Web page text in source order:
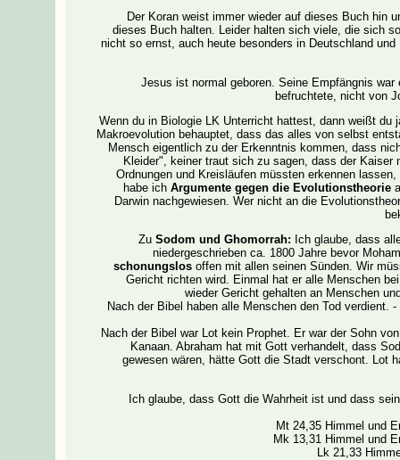
Der Koran weist immer wieder auf dieses Buch hin
dieses Buch halten. Leider halten sich viele, die sich
nicht so ernst, auch heute besonders in Deutschland
Jesus ist normal geboren. Seine Empfängnis
befruchtete, nicht von
Wenn du in Biologie LK Unterricht hattest, dann weißt
Makroevolution behauptet, dass das alles von selbst
Mensch eigentlich zu der Erkenntnis kommen, dass
Kleider", keiner traut sich zu sagen, dass der
Ordnungen und Kreisläufen müssten erkennen
habe ich Argumente gegen die Evolutionstheorie
Darwin nachgewiesen. Wer nicht an die
Zu Sodom und Ghomorrah: Ich glaube, dass
niedergeschrieben ca. 1800 Jahre bevor
schonungslos offen mit allen seinen Sünden. Wir
Gericht richten wird. Einmal hat er alle Menschen
wieder Gericht gehalten an Menschen
Nach der Bibel haben alle Menschen den Tod
Nach der Bibel war Lot kein Prophet. Er war der Sohn
Kanaan. Abraham hat mit Gott verhandelt, dass
gewesen wären, hätte Gott die Stadt verschont. Lot
Ich glaube, dass Gott die Wahrheit ist und dass
Mt 24,35 Himmel und
Mk 13,31 Himmel und
Lk 21,33